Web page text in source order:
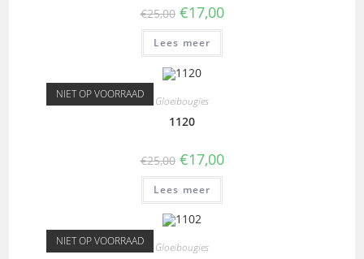
€25,00 €17,00
Lees meer
NIET OP VOORRAAD Gloeibougies
1120
€25,00 €17,00
Lees meer
NIET OP VOORRAAD Gloeibougies